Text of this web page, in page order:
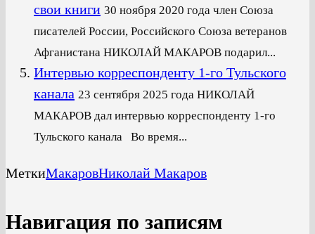
свои книги 30 ноября 2020 года член Союза
писателей России, Российского Союза ветеранов
Афганистана НИКОЛАЙ МАКАРОВ подарил...
Интервью корреспонденту 1-го Тульского
канала 23 сентября 2025 года НИКОЛАЙ
МАКАРОВ дал интервью корреспонденту 1-го
Тульского канала Во время...
МеткиМакаровНиколай Макаров
Навигация по записям